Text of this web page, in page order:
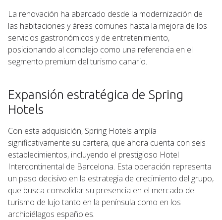
La renovación ha abarcado desde la modernización de
las habitaciones y áreas comunes hasta la mejora de los
servicios gastronómicos y de entretenimiento,
posicionando al complejo como una referencia en el
segmento premium del turismo canario.
Expansión estratégica de Spring
Hotels
Con esta adquisición, Spring Hotels amplía
significativamente su cartera, que ahora cuenta con seis
establecimientos, incluyendo el prestigioso Hotel
Intercontinental de Barcelona. Esta operación representa
un paso decisivo en la estrategia de crecimiento del grupo,
que busca consolidar su presencia en el mercado del
turismo de lujo tanto en la península como en los
archipiélagos españoles.